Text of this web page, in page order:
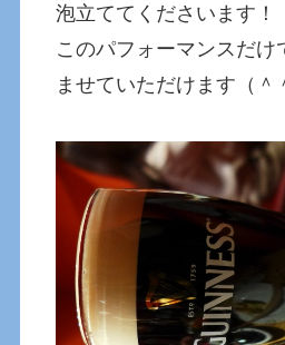
泡立ててくださいます！
このパフォーマンスだけ
ませていただけます（＾